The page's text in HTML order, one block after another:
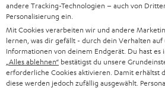
Mehr...
Zubehör
andere Tracking-Technologien – auch von
Personalisierung ein.
Mit Cookies verarbeiten wir und andere
lernen, was dir gefällt - durch dein Verhalten
Informationen von deinem Endgerät. Du hast es
„Alles ablehnen“ bestätigst du unsere
erforderliche Cookies aktivieren. Damit erhältst
diese werden jedoch zufällig ausgewählt.